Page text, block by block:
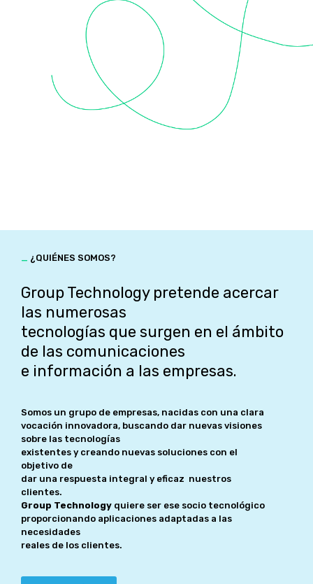
_ ¿QUIÉNES SOMOS?
Group Technology pretende acercar
las numerosas
tecnologías que surgen en el ámbito
de las comunicaciones
e información a las empresas.
Somos un grupo de empresas, nacidas con una clara
vocación innovadora, buscando dar nuevas visiones
sobre las tecnologías
existentes y creando nuevas soluciones con el
objetivo de
dar una respuesta integral y eficaz nuestros
clientes.
Group Technology quiere ser ese socio tecnológico
proporcionando aplicaciones adaptadas a las
necesidades
reales de los clientes.